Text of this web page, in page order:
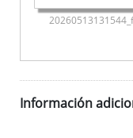
Información